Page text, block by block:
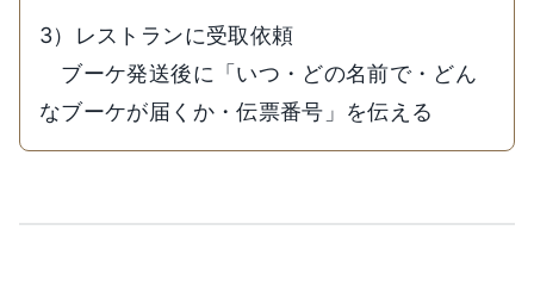
3）レストランに受取依頼
ブーケ発送後に「いつ・どの名前で・どん
なブーケが届くか・伝票番号」を伝える